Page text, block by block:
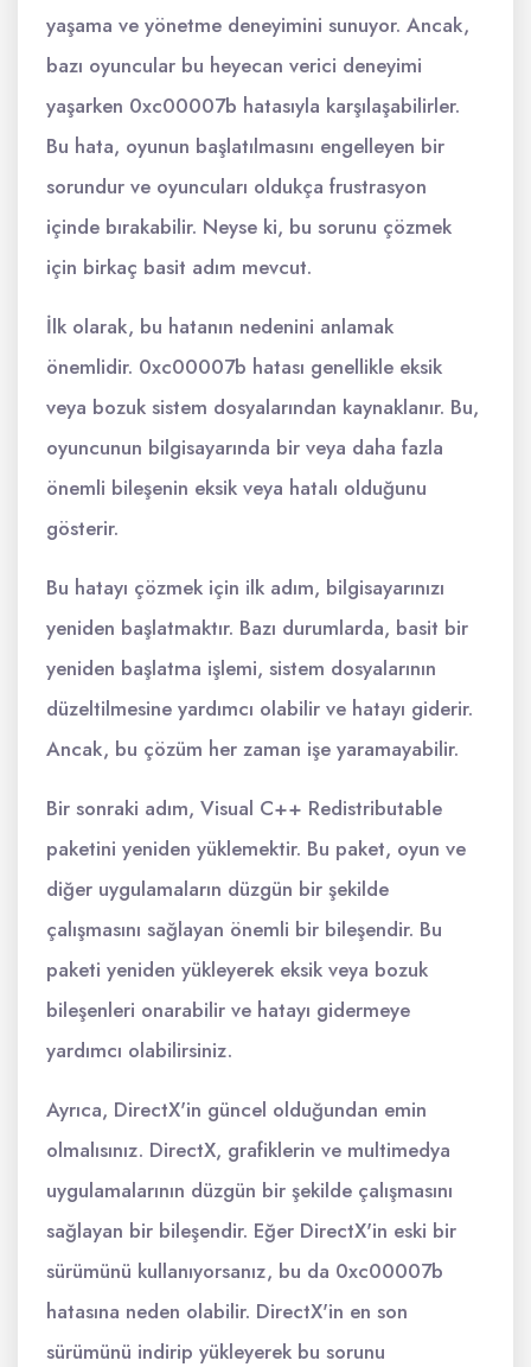
yaşama ve yönetme deneyimini sunuyor. Ancak,
bazı oyuncular bu heyecan verici deneyimi
yaşarken 0xc00007b hatasıyla karşılaşabilirler.
Bu hata, oyunun başlatılmasını engelleyen bir
sorundur ve oyuncuları oldukça frustrasyon
içinde bırakabilir. Neyse ki, bu sorunu çözmek
için birkaç basit adım mevcut.
İlk olarak, bu hatanın nedenini anlamak
önemlidir. 0xc00007b hatası genellikle eksik
veya bozuk sistem dosyalarından kaynaklanır. Bu,
oyuncunun bilgisayarında bir veya daha fazla
önemli bileşenin eksik veya hatalı olduğunu
gösterir.
Bu hatayı çözmek için ilk adım, bilgisayarınızı
yeniden başlatmaktır. Bazı durumlarda, basit bir
yeniden başlatma işlemi, sistem dosyalarının
düzeltilmesine yardımcı olabilir ve hatayı giderir.
Ancak, bu çözüm her zaman işe yaramayabilir.
Bir sonraki adım, Visual C++ Redistributable
paketini yeniden yüklemektir. Bu paket, oyun ve
diğer uygulamaların düzgün bir şekilde
çalışmasını sağlayan önemli bir bileşendir. Bu
paketi yeniden yükleyerek eksik veya bozuk
bileşenleri onarabilir ve hatayı gidermeye
yardımcı olabilirsiniz.
Ayrıca, DirectX'in güncel olduğundan emin
olmalısınız. DirectX, grafiklerin ve multimedya
uygulamalarının düzgün bir şekilde çalışmasını
sağlayan bir bileşendir. Eğer DirectX'in eski bir
sürümünü kullanıyorsanız, bu da 0xc00007b
hatasına neden olabilir. DirectX'in en son
sürümünü indirip yükleyerek bu sorunu